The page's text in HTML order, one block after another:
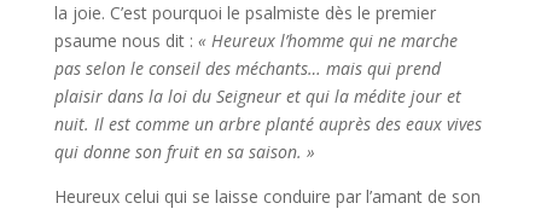
la joie. C’est pourquoi le psalmiste dès le premier
psaume nous dit : « Heureux l’homme qui ne marche
pas selon le conseil des méchants… mais qui prend
plaisir dans la loi du Seigneur et qui la médite jour et
nuit. Il est comme un arbre planté auprès des eaux vives
qui donne son fruit en sa saison. »
Heureux celui qui se laisse conduire par l’amant de son